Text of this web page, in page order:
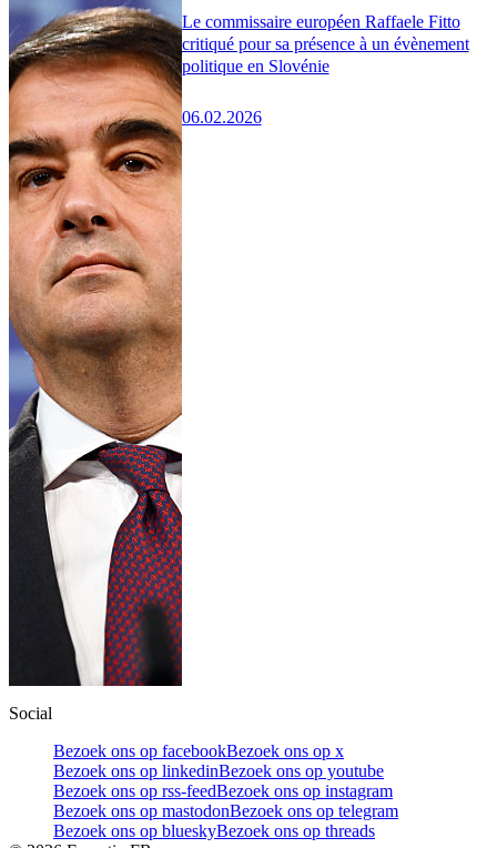
Le commissaire européen Raffaele Fitto
critiqué pour sa présence à un évènement
politique en Slovénie
06.02.2026
Social
Bezoek ons op facebookBezoek ons op x
Bezoek ons op linkedinBezoek ons op youtube
Bezoek ons op rss-feedBezoek ons op instagram
Bezoek ons op mastodonBezoek ons op telegram
Bezoek ons op blueskyBezoek ons op threads